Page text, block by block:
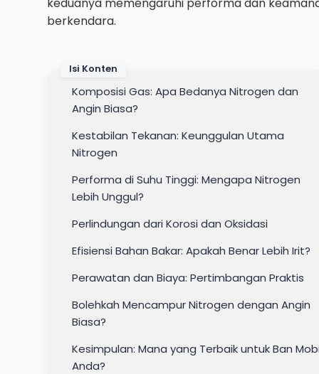
berkendara.
Isi Konten
Komposisi Gas: Apa Bedanya Nitrogen dan
Angin Biasa?
Kestabilan Tekanan: Keunggulan Utama
Nitrogen
Performa di Suhu Tinggi: Mengapa Nitrogen
Lebih Unggul?
Perlindungan dari Korosi dan Oksidasi
Efisiensi Bahan Bakar: Apakah Benar Lebih Irit?
Perawatan dan Biaya: Pertimbangan Praktis
Bolehkah Mencampur Nitrogen dengan Angin
Biasa?
Kesimpulan: Mana yang Terbaik untuk Ban
Anda?